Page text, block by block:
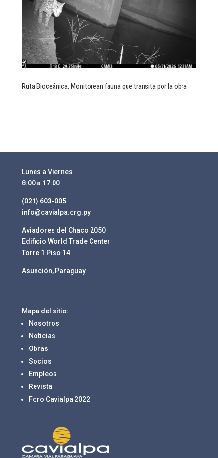
Ruta Bioceánica: Monitorean fauna que transita por la obra
Lunes a Viernes
8:00 a 17:00
(021) 603-005
info@cavialpa.org.py
Aviadores del Chaco 2050
Edificio World Trade Center
Torre 1 Piso 14
Asunción, Paraguay
Mapa del sitio:
Nosotros
Noticias
Obras
Socios
Empleos
Revista
Foro Cavialpa 2022